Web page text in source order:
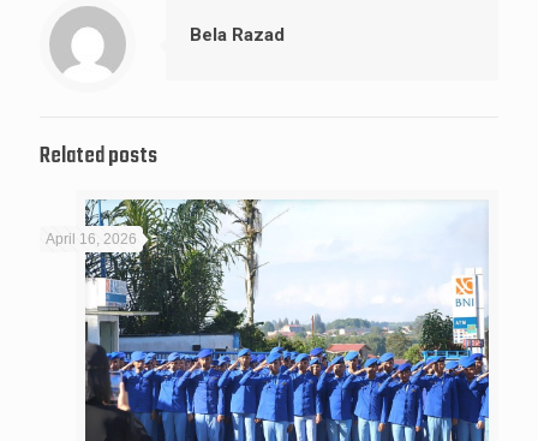
Bela Razad
Related posts
April 16, 2026